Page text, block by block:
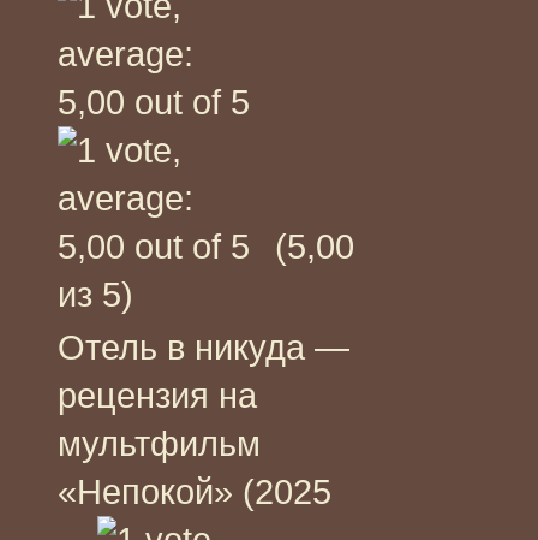
(5,00
из 5)
Отель в никуда —
рецензия на
мультфильм
«Непокой» (2025